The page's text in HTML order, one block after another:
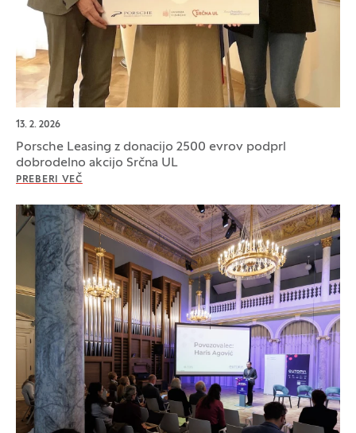
13. 2. 2026
Porsche Leasing z donacijo 2500 evrov podprl
dobrodelno akcijo Srčna UL
PREBERI VEČ